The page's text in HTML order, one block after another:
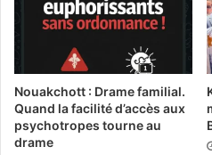
Nouakchott : Drame familial.
Quand la facilité d’accès aux
psychotropes tourne au
drame